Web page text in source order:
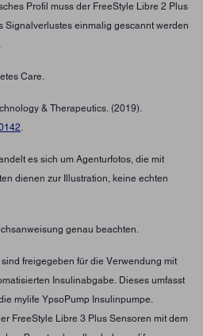
Profil muss der FreeStyle Libre 2 Plus
Signalverlustes einmalig gescannt werden
Care.
& Therapeutics. (2019).
.
es sich um Agenturfotos, die mit
dienen zur Illustration, keine echten
genau beachten.
freigegeben für die Verwendung mit
Insulinabgabe. Dieses umfasst
mylife YpsoPump Insulinpumpe.
FreeStyle Libre 3 Plus Sensoren mit dem